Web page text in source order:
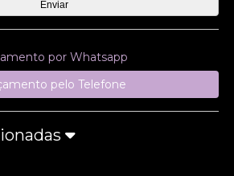
por Whatsapp
pelo Telefone